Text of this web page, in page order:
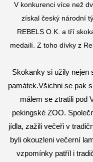
V konkurenci více než
získal český národní
REBELS O.K. a tří
medailí. Z toho dívky z
Skokanky si užily nejen
památek.Všichni se pak
málem se ztratili pod
pekingské ZOO.
jídla, zažili večeři v
byli okouzleni večerní
vzpomínky patříl i